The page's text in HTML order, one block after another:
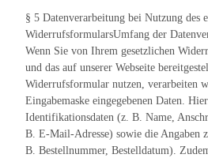
§ 5 Datenverarbeitung bei Nutzung des
WiderrufsformularsUmfang der
Wenn Sie von Ihrem gesetzlichen
und das auf unserer Webseite
Widerrufsformular nutzen, verarbeiten
Eingabemaske eingegebenen Daten.
Identifikationsdaten (z. B. Name,
B. E-Mail-Adresse) sowie die Angaben
B. Bestellnummer, Bestelldatum).